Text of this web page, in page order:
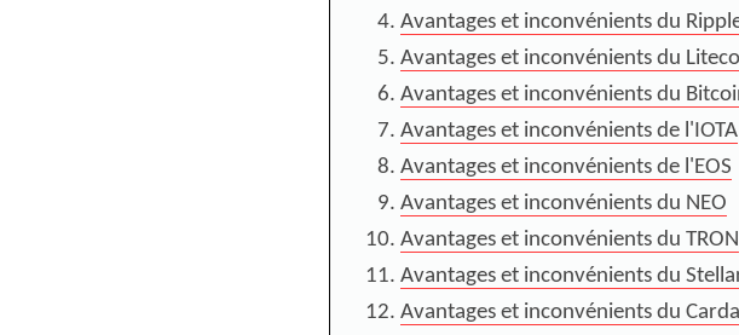
Avantages et inconvénients du
Avantages et inconvénients du
Avantages et inconvénients du
Avantages et inconvénients de l'IOTA
Avantages et inconvénients de l'EOS
Avantages et inconvénients du NEO
Avantages et inconvénients du TRON
Avantages et inconvénients du
Avantages et inconvénients du